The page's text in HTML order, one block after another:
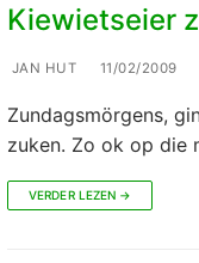
Kiewietseier
JAN HUT 11/02/2009
Zundagsmörgens,
zuken. Zo ok op die
VERDER LEZEN →